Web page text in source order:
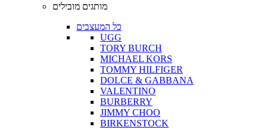
מותגים מובילים
כל המעצבים
UGG
TORY BURCH
MICHAEL KORS
TOMMY HILFIGER
DOLCE & GABBANA
VALENTINO
BURBERRY
JIMMY CHOO
BIRKENSTOCK